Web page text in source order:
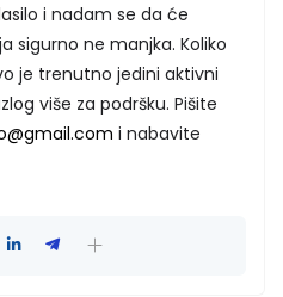
i nadam se da će
sigurno ne manjka. Koliko
je trenutno jedini aktivni
više za podršku. Pišite
i nabavite